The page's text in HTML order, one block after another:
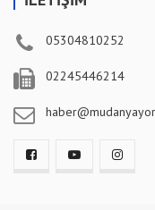
05304810252
02245446214